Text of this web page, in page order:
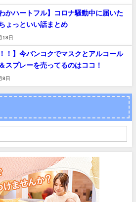
わかハートフル】コロナ騒動中に届いた
ょっといい話まとめ
18日
！！】今バンコクでマスクとアルコール
スプレーを売ってるのはココ！
8日